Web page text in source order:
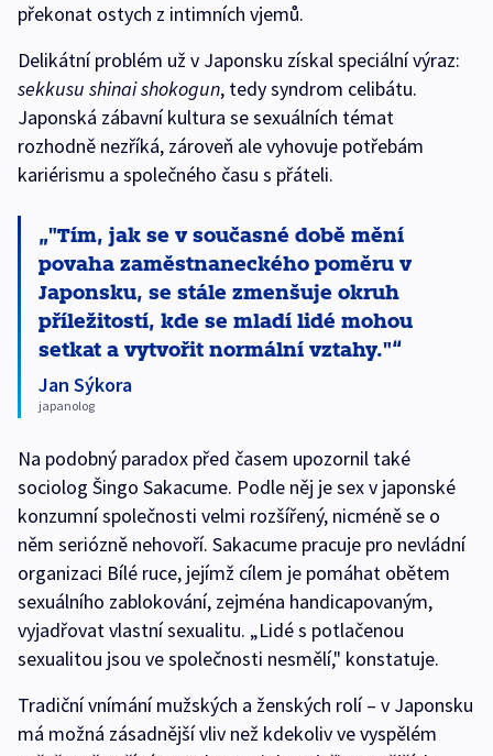
překonat ostych z intimních vjemů.
Delikátní problém už v Japonsku získal speciální výraz:
sekkusu shinai shokogun, tedy syndrom celibátu.
Japonská zábavní kultura se sexuálních témat
rozhodně nezříká, zároveň ale vyhovuje potřebám
kariérismu a společného času s přáteli.
"Tím, jak se v současné době mění
povaha zaměstnaneckého poměru v
Japonsku, se stále zmenšuje okruh
příležitostí, kde se mladí lidé mohou
setkat a vytvořit normální vztahy."
Jan Sýkora
japanolog
Na podobný paradox před časem upozornil také
sociolog Šingo Sakacume. Podle něj je sex v japonské
konzumní společnosti velmi rozšířený, nicméně se o
něm seriózně nehovoří. Sakacume pracuje pro nevládní
organizaci Bílé ruce, jejímž cílem je pomáhat obětem
sexuálního zablokování, zejména handicapovaným,
vyjadřovat vlastní sexualitu. „Lidé s potlačenou
sexualitou jsou ve společnosti nesmělí," konstatuje.
Tradiční vnímání mužských a ženských rolí – v Japonsku
má možná zásadnější vliv než kdekoliv ve vyspělém